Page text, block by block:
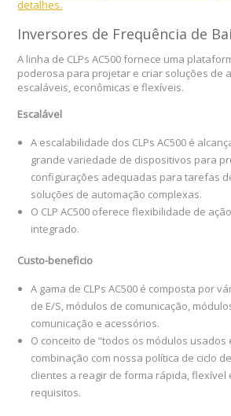
detalhes.
Inversores de Frequência de
A linha de CLPs AC500 fornece uma
poderosa para projetar e criar soluções de
escaláveis, econômicas e flexíveis.
Escalável
A escalabilidade dos CLPs AC500 é
grande variedade de dispositivos para
configurações adequadas para tarefas
soluções de automação complexas.
O CLP AC500 oferece flexibilidade de
integrado.
Custo-beneficio
A gama de CLPs AC500 é composta por
de E/S, módulos de comunicação,
comunicação e acessórios.
O conceito de “todos os módulos usados
combinação com nossa política de ciclo
clientes a reagir de forma rápida, flexível
requisitos.